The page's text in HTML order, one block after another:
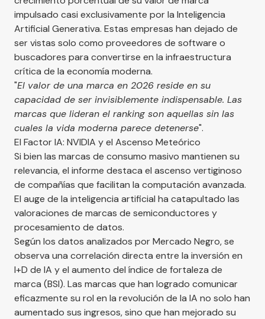
impulsado casi exclusivamente por la Inteligencia
Artificial Generativa. Estas empresas han dejado de
ser vistas solo como proveedores de software o
buscadores para convertirse en la infraestructura
crítica de la economía moderna.
"El valor de una marca en 2026 reside en su
capacidad de ser invisiblemente indispensable. Las
marcas que lideran el ranking son aquellas sin las
cuales la vida moderna parece detenerse".
El Factor IA: NVIDIA y el Ascenso Meteórico
Si bien las marcas de consumo masivo mantienen su
relevancia, el informe destaca el ascenso vertiginoso
de compañías que facilitan la computación avanzada.
El auge de la inteligencia artificial ha catapultado las
valoraciones de marcas de semiconductores y
procesamiento de datos.
Según los datos analizados porMercado Negro, se
observa una correlación directa entre la inversión en
I+D de IA y el aumento del índice de fortaleza de
marca (BSI). Las marcas que han logrado comunicar
eficazmente su rol en la revolución de la IA no solo han
aumentado sus ingresos, sino que han mejorado su